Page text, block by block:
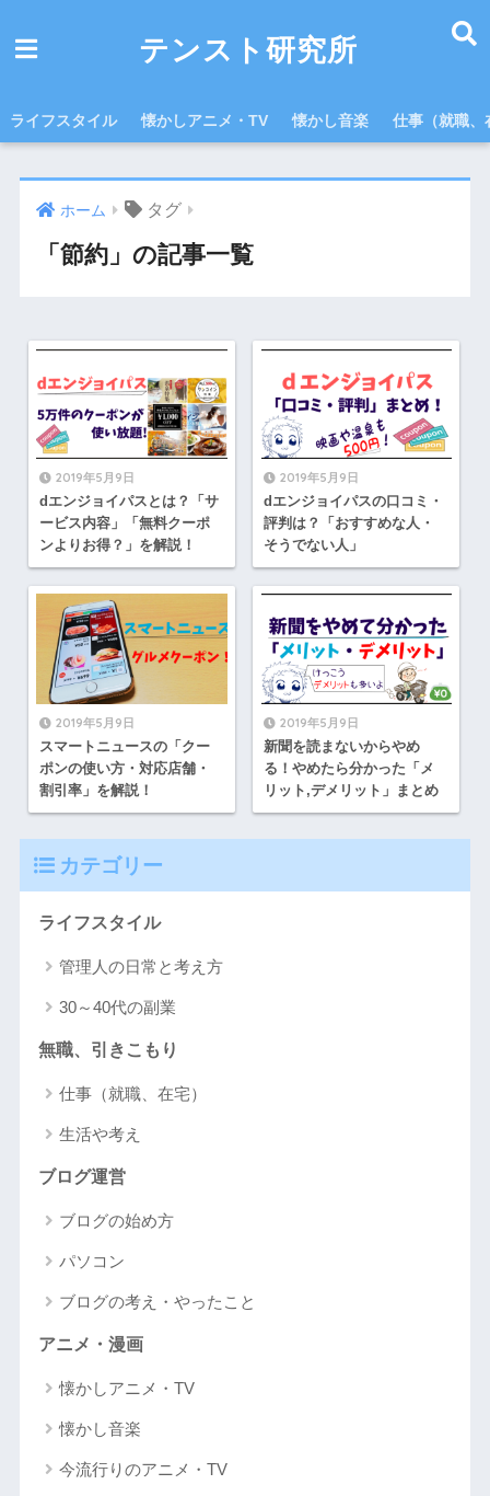
テンスト研究所
ライフスタイル 懐かしアニメ・TV 懐かし音楽 仕事（就職、
ホーム タグ
「節約」の記事一覧
2019年5月9日
dエンジョイパスとは？「サ
ービス内容」「無料クーポ
ンよりお得？」を解説！
2019年5月9日
dエンジョイパスの口コミ・
評判は？「おすすめな人・
そうでない人」
2019年5月9日
スマートニュースの「クー
ポンの使い方・対応店舗・
割引率」を解説！
2019年5月9日
新聞を読まないからやめ
る！やめたら分かった「メ
リット,デメリット」まとめ
カテゴリー
ライフスタイル
管理人の日常と考え方
30～40代の副業
無職、引きこもり
仕事（就職、在宅）
生活や考え
ブログ運営
ブログの始め方
パソコン
ブログの考え・やったこと
アニメ・漫画
懐かしアニメ・TV
懐かし音楽
今流行りのアニメ・TV